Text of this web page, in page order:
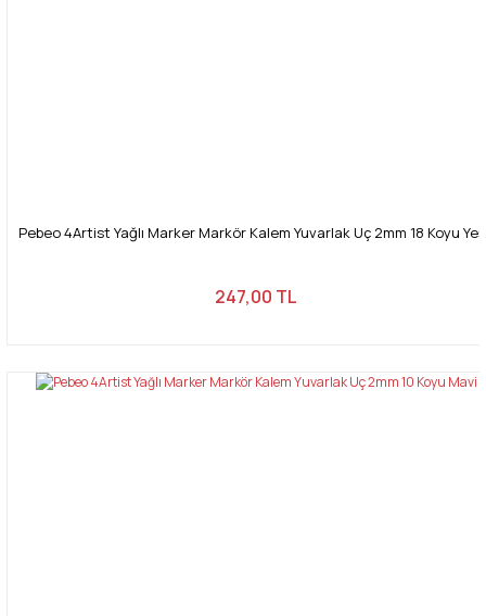
Pebeo 4Artist Yağlı Marker Markör Kalem Yuvarlak Uç 2mm 18 Koyu
247,00 TL